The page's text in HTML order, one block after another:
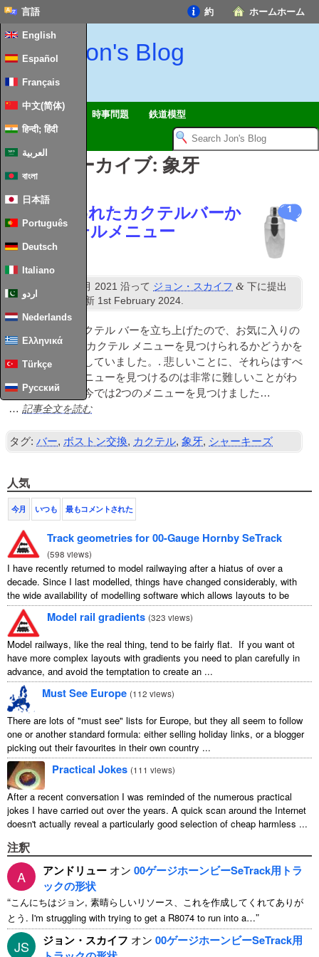
ホームホーム
約
言語
English
Español
Français
中文(简体)
हिन्दी; हिंदी
العربية
বাংলা
日本語
Português
Deutsch
Italiano
اردو
Nederlands
Ελληνικά
Türkçe
Русский
Jon's Blog
黙想 時事問題 鉄道模型
タグ別アーカイブ: 象牙
1
長い間失われたカクテルバーか
らのカクテルメニュー
公開済み 5月 2021 沿って ジョン・スカイフ & 下に提出
カクテル
. 最終更新 1st February 2024.
最近、自分のカクテル バーを立ち上げたので、お気に入りの
カクテル バーのカクテル メニューを見つけられるかどうかを
非常に楽しみにしていました。. 悲しいことに、それらはすべ
て閉鎖され、メニューを見つけるのは非常に難しいことがわ
かりましたが、今では2つのメニューを見つけました…
…記事全文を読む
タグ: バー, ボストン交換, カクテル,象牙, シャーキーズ
人気
今月 いつも 最もコメントされた
Track geometries for 00-Gauge Hornby SeTrack
(598 views)
I have recently returned to model railwaying after a hiatus of over a
decade. Since I last modelled, things have changed considerably, with
the wide availability of modelling software which allows layouts to be
carefully ...
Model rail gradients (323 views)
Model railways, like the real thing, tend to be fairly flat. If you want ot
have more complex layouts with gradients you need to plan carefully in
advance, and avoid the temptation to create an ...
Must See Europe (112 views)
There are lots of "must see" lists for Europe, but they all seem to follow
one or another standard formula: either selling holiday links, or a blogger
picking out their favourites in their own country ...
Practical Jokes (111 views)
After a recent conversation I was reminded of the numerous practical
jokes I have carried out over the years. A quick scan around the Internet
doesn't actually reveal a particularly good selection of cheap harmless ...
注釈
A アンドリュー オン 00ゲージホーンビーSeTrack用トラ
ックの形状
“こんにちはジョン, 素晴らしいリソース、これを作成してくれてありが
とう. I'm struggling with trying to get a R8074 to run into a…”
JS ジョン・スカイフ オン 00ゲージホーンビーSeTrack用